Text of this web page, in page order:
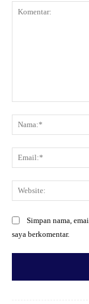
Simpan nama,
saya berkomentar.